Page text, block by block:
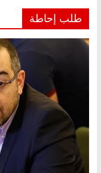
طلب إحاطة